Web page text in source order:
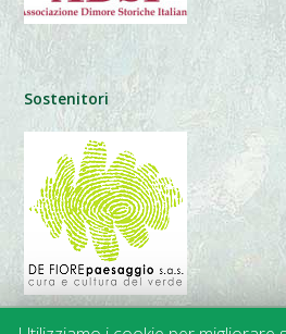
Sostenitori